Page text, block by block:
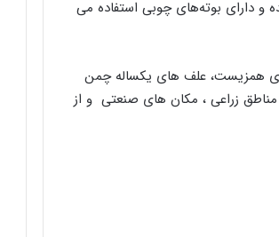
و دارای بوته‌های چوبی استفاده می
همزيست، علف‌ های يکساله چمن
زراعی ، مکان های صنعتی و از